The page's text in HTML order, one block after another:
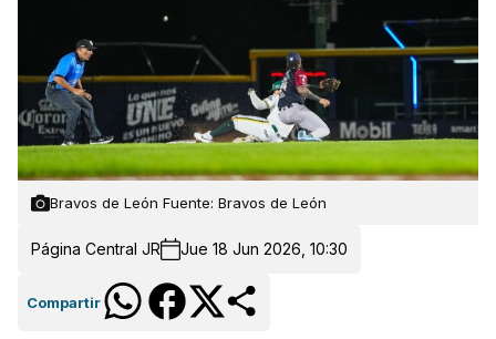
Bravos de León Fuente: Bravos de León
Página Central JR Jue 18 Jun 2026, 10:30
Compartir